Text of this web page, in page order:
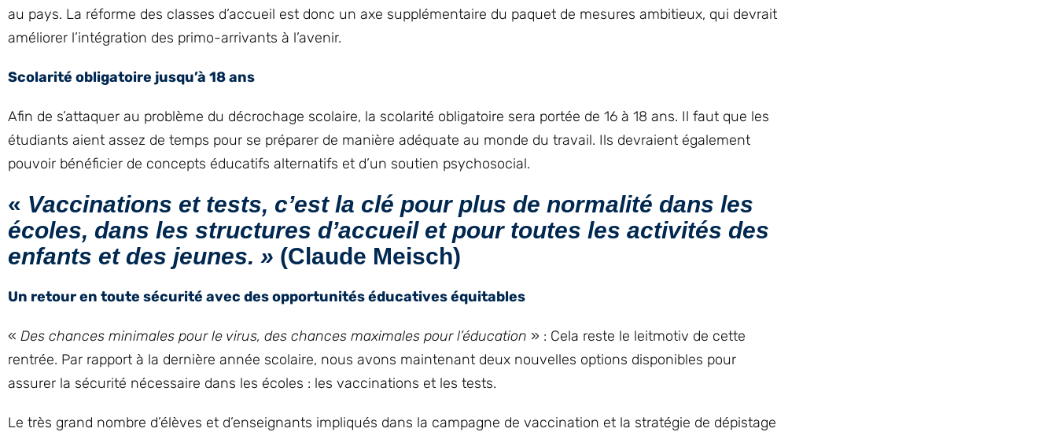
au pays. La réforme des classes d’accueil est donc un axe supplémentaire du paquet de mesures ambitieux, qui devrait
améliorer l’intégration des primo-arrivants à l’avenir.
Scolarité obligatoire jusqu’à 18 ans
Afin de s’attaquer au problème du décrochage scolaire, la scolarité obligatoire sera portée de 16 à 18 ans. Il faut que les
étudiants aient assez de temps pour se préparer de manière adéquate au monde du travail. Ils devraient également
pouvoir bénéficier de concepts éducatifs alternatifs et d’un soutien psychosocial.
« Vaccinations et tests, c’est la clé pour plus de normalité dans les
écoles, dans les structures d’accueil et pour toutes les activités des
enfants et des jeunes. » (Claude Meisch)
Un retour en toute sécurité avec des opportunités éducatives équitables
« Des chances minimales pour le virus, des chances maximales pour l’éducation » : Cela reste le leitmotiv de cette
rentrée. Par rapport à la dernière année scolaire, nous avons maintenant deux nouvelles options disponibles pour
assurer la sécurité nécessaire dans les écoles : les vaccinations et les tests.
Le très grand nombre d’élèves et d’enseignants impliqués dans la campagne de vaccination et la stratégie de dépistage